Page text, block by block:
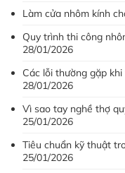
Làm cửa nhôm kính
Quy trình thi công
28/01/2026
Các lỗi thường gặp
28/01/2026
Vì sao tay nghề thợ
25/01/2026
Tiêu chuẩn kỹ thuật
25/01/2026